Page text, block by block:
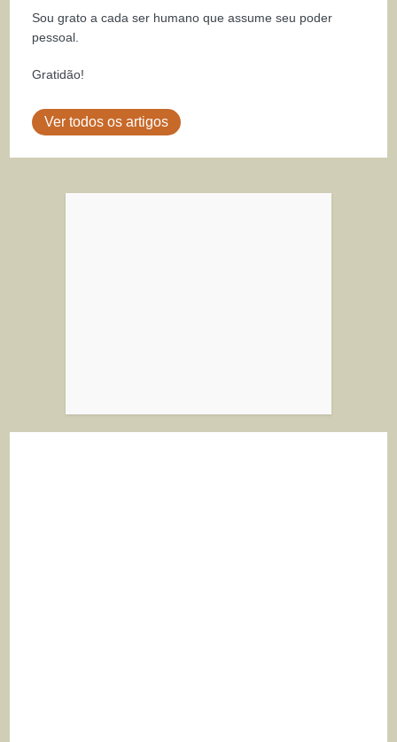
Sou grato a cada ser humano que assume seu poder
pessoal.
Gratidão!
Ver todos os artigos